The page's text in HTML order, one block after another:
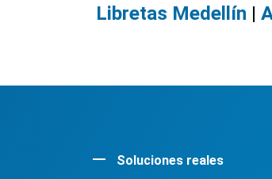
Libretas Medellín |
Soluciones reales